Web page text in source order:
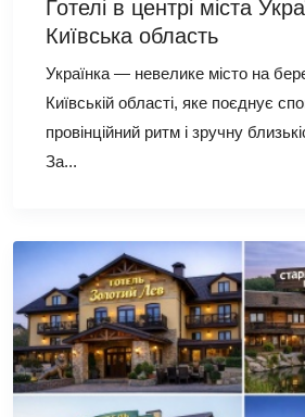
Готелі в центрі міста
Київська область
Українка — невелике місто на
Київській області, яке поєднує
провінційний ритм і зручну
За...